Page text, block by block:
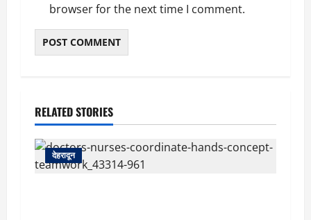
browser for the next time I comment.
RELATED STORIES
देहरादून